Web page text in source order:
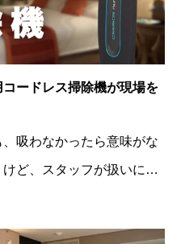
ードレス掃除機が現場を
、吸わなかったら意味がな
ど、スタッフが扱いにく
な悩